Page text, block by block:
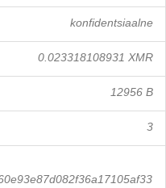
konfidentsiaalne
0.023318108931 XMR
12956 B
3